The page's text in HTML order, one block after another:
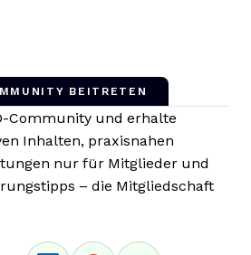
BEITRETEN
Community und erhalte
Inhalten, praxisnahen
nur für Mitglieder und
– die Mitgliedschaft